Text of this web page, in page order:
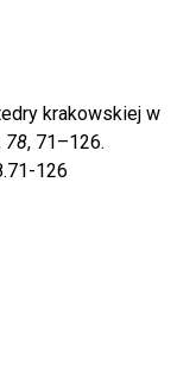
krakowskiej w
78, 71–126.
126